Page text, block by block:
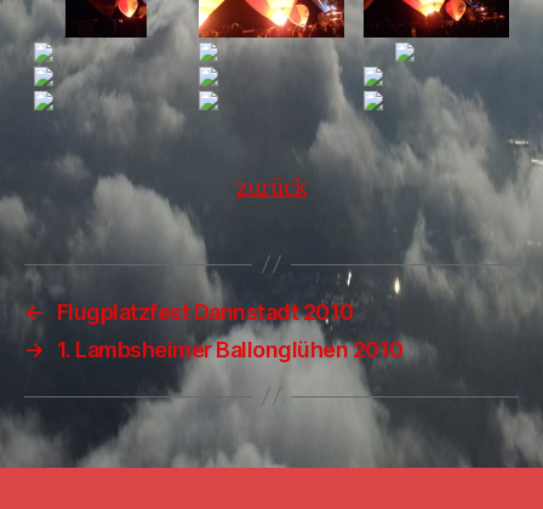
zurück
←
Flugplatzfest Dannstadt 2010
→
1. Lambsheimer Ballonglühen 2010